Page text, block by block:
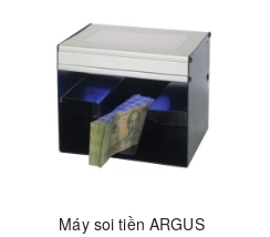
Máy soi tiền ARGUS